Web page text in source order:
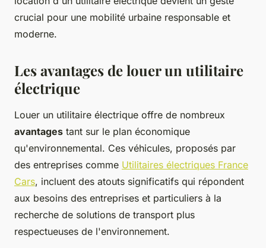
crucial pour une mobilité urbaine responsable et
moderne.
Les avantages de louer un utilitaire
électrique
Louer un utilitaire électrique offre de nombreux
avantages tant sur le plan économique
qu'environnemental. Ces véhicules, proposés par
des entreprises comme Utilitaires électriques France
Cars, incluent des atouts significatifs qui répondent
aux besoins des entreprises et particuliers à la
recherche de solutions de transport plus
respectueuses de l'environnement.